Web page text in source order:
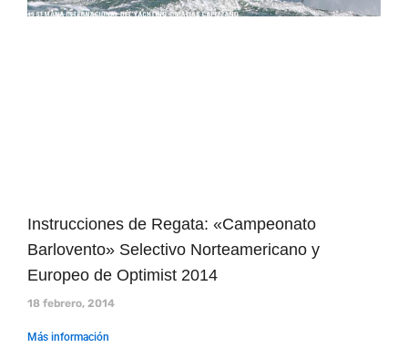
Instrucciones de Regata: «Campeonato
Barlovento» Selectivo Norteamericano y
Europeo de Optimist 2014
18 febrero, 2014
Más información